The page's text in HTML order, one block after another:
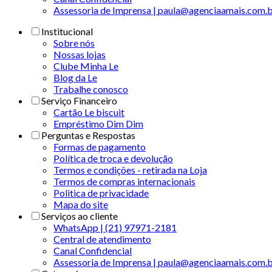
Assessoria de Imprensa |
Institucional
Sobre nós
Nossas lojas
Clube Minha Le
Blog da Le
Trabalhe conosco
Serviço Financeiro
Cartão Le biscuit
Empréstimo Dim Dim
Perguntas e Respostas
Formas de pagamento
Política de troca e devolução
Termos e condições - retirada na Loja
Termos de compras internacionais
Politica de privacidade
Mapa do site
Serviços ao cliente
WhatsApp | (21) 97971-2181
Central de atendimento
Canal Confidencial
Assessoria de Imprensa |